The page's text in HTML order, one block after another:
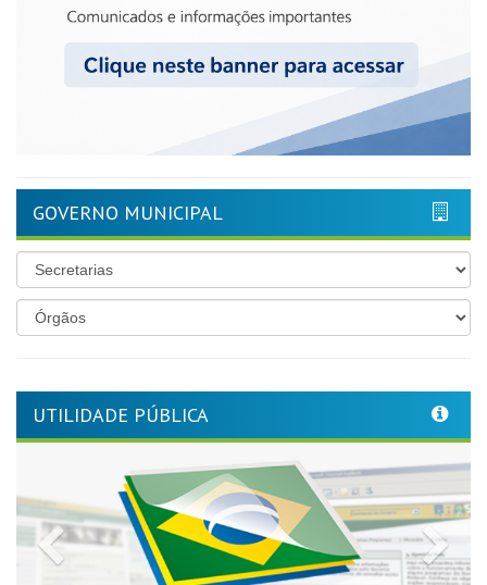
GOVERNO MUNICIPAL
UTILIDADE PÚBLICA
Previous